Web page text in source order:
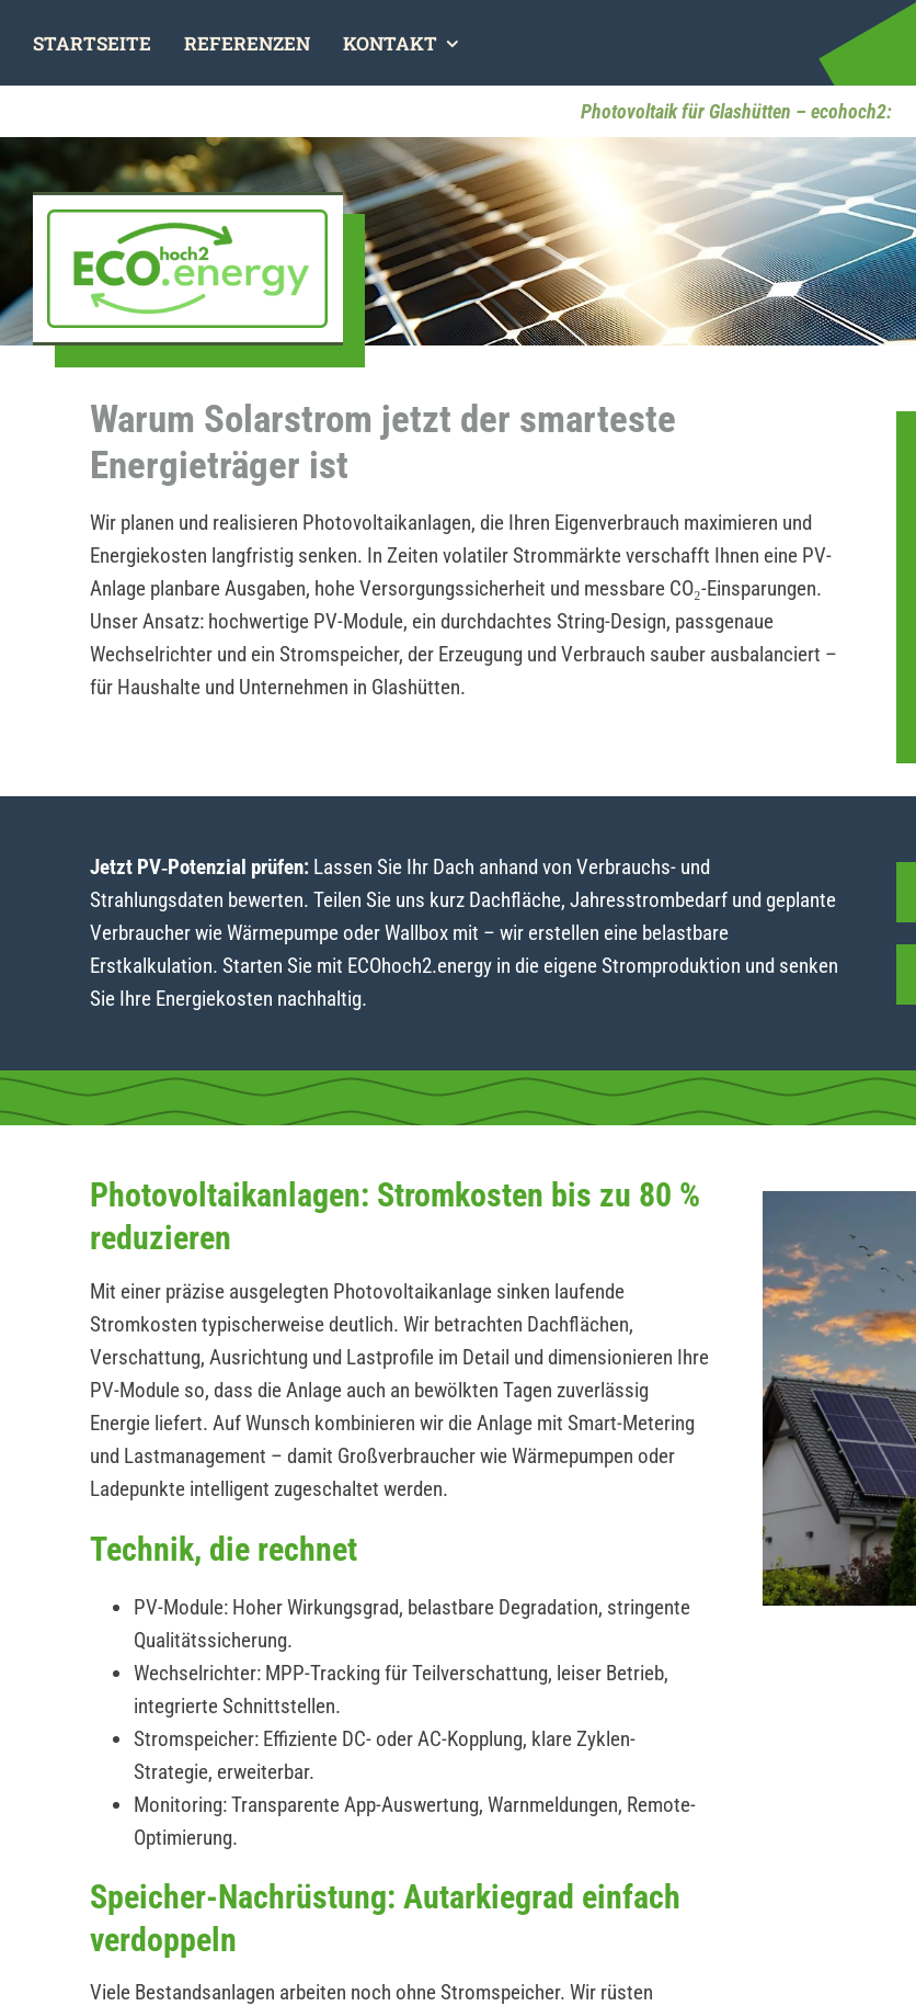
content
STARTSEITE REFERENZEN KONTAKT
Photovoltaik für Glashütten – ecohoch2:
Warum Solarstrom jetzt der smarteste
Energieträger ist
Wir planen und realisieren Photovoltaikanlagen, die Ihren Eigenverbrauch maximieren und
Energiekosten langfristig senken. In Zeiten volatiler Strommärkte verschafft Ihnen eine PV-
Anlage planbare Ausgaben, hohe Versorgungssicherheit und messbare CO₂-Einsparungen.
Unser Ansatz: hochwertige PV-Module, ein durchdachtes String-Design, passgenaue
Wechselrichter und ein Stromspeicher, der Erzeugung und Verbrauch sauber ausbalanciert –
für Haushalte und Unternehmen in Glashütten.
Jetzt PV‑Potenzial prüfen:Lassen Sie Ihr Dach anhand von Verbrauchs- und
Strahlungsdaten bewerten. Teilen Sie uns kurz Dachfläche, Jahresstrombedarf und geplante
Verbraucher wie Wärmepumpe oder Wallbox mit – wir erstellen eine belastbare
Erstkalkulation. Starten Sie mit ECOhoch2.energy in die eigene Stromproduktion und senken
Sie Ihre Energiekosten nachhaltig.
Photovoltaikanlagen: Stromkosten bis zu 80 %
reduzieren
Mit einer präzise ausgelegten Photovoltaikanlage sinken laufende
Stromkosten typischerweise deutlich. Wir betrachten Dachflächen,
Verschattung, Ausrichtung und Lastprofile im Detail und dimensionieren Ihre
PV-Module so, dass die Anlage auch an bewölkten Tagen zuverlässig
Energie liefert. Auf Wunsch kombinieren wir die Anlage mit Smart-Metering
und Lastmanagement – damit Großverbraucher wie Wärmepumpen oder
Ladepunkte intelligent zugeschaltet werden.
Technik, die rechnet
PV-Module: Hoher Wirkungsgrad, belastbare Degradation, stringente
Qualitätssicherung.
Wechselrichter: MPP-Tracking für Teilverschattung, leiser Betrieb,
integrierte Schnittstellen.
Stromspeicher: Effiziente DC- oder AC-Kopplung, klare Zyklen-
Strategie, erweiterbar.
Monitoring: Transparente App-Auswertung, Warnmeldungen, Remote-
Optimierung.
Speicher-Nachrüstung: Autarkiegrad einfach
verdoppeln
Viele Bestandsanlagen arbeiten noch ohne Stromspeicher. Wir rüsten